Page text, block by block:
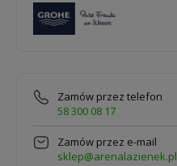
Zamów przez telefon
58 300 08 17
Zamów przez e-mail
sklep@arenalazienek.pl